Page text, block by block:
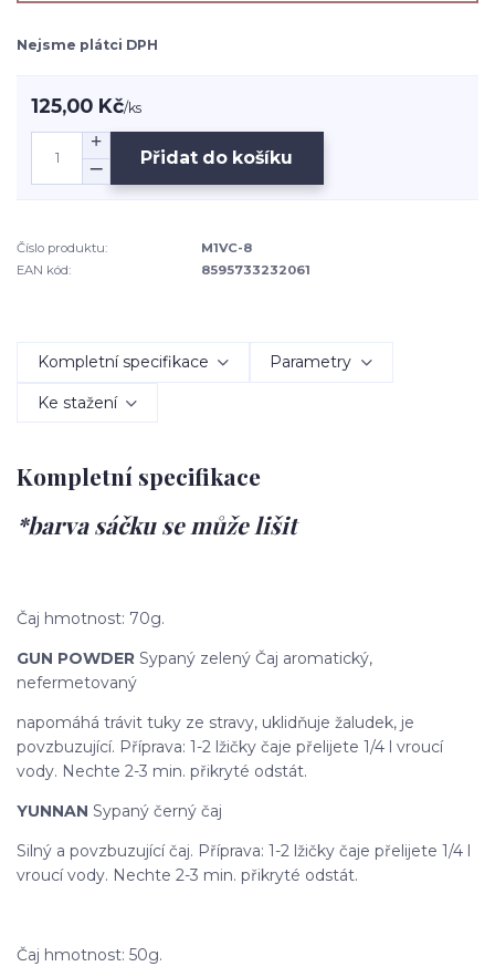
Nejsme plátci DPH
125,00 Kč/ks
Přidat do košíku
Číslo produktu:
M1VC-8
EAN kód:
8595733232061
Kompletní specifikace Parametry
Ke stažení
Kompletní specifikace
*barva sáčku se může lišit
Čaj hmotnost: 70g.
GUN POWDER Sypaný zelený Čaj aromatický,
nefermetovaný
napomáhá trávit tuky ze stravy, uklidňuje žaludek, je
povzbuzující. Příprava: 1-2 lžičky čaje přelijete 1/4 l vroucí
vody. Nechte 2-3 min. přikryté odstát.
YUNNAN Sypaný černý čaj
Silný a povzbuzující čaj. Příprava: 1-2 lžičky čaje přelijete 1/4 l
vroucí vody. Nechte 2-3 min. přikryté odstát.
Čaj hmotnost: 50g.